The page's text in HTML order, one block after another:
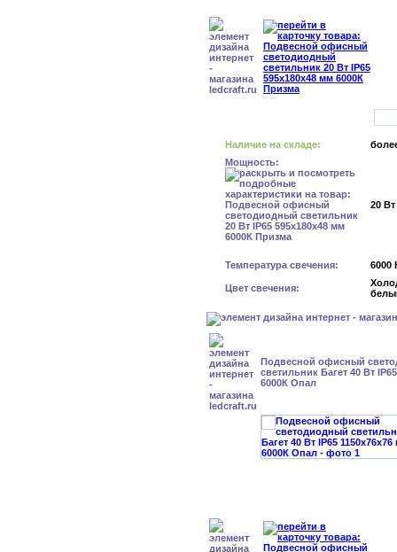
Наличие на складе:
Мощность:
20 Вт
Температура свечения: 6000
Цвет свечения:
Подвесной офисный
светильник Багет 40 Вт
6000К Опал